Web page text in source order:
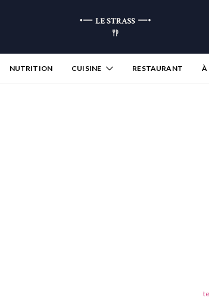
NUTRITION CUISINE RESTAURANT À